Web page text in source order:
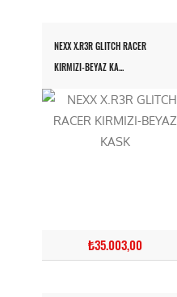
NEXX X.R3R GLITCH RACER
KIRMIZI-BEYAZ KA...
₺35.003,00